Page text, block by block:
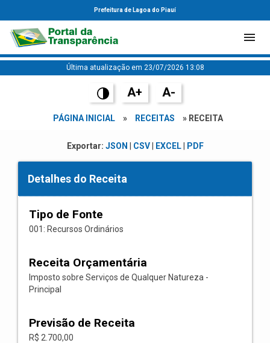
Prefeitura de Lagoa do Piauí
Última atualização em 23/07/2026 13:08
A+ A-
PÁGINA INICIAL » RECEITAS » RECEITA
Exportar: JSON CSV| EXCEL| PDF
Detalhes do Receita
Tipo de Fonte
001: Recursos Ordinários
Receita Orçamentária
Imposto sobre Serviços de Qualquer Natureza -
Principal
Previsão de Receita
R$ 2.700,00